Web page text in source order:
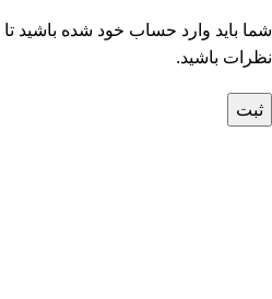
شما باید وارد حساب خود شده باشید تا
نظرات باشید.